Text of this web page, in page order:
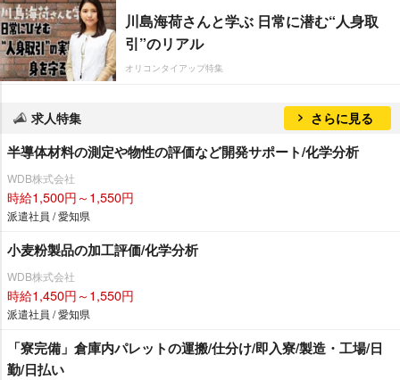
川島海荷さんと学ぶ 日常に潜む“人身取
引”のリアル
オリコンタイアップ特集
求人特集 さらに見る
半導体材料の測定や物性の評価など開発サポート/化学分析
WDB株式会社
時給1,500円～1,550円
派遣社員 / 愛知県
小麦粉製品の加工評価/化学分析
WDB株式会社
時給1,450円～1,550円
派遣社員 / 愛知県
「寮完備」倉庫内パレットの運搬/仕分け/即入寮/製造・工場/日
勤/日払い